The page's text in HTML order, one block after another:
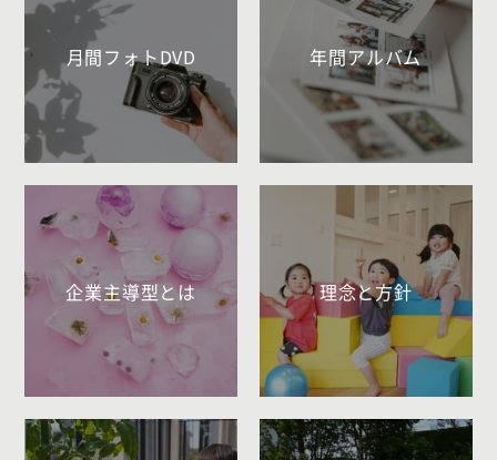
月間フォトDVD 年間アルバム
企業主導型とは 理念と方針